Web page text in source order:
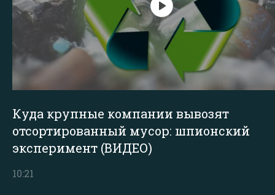
Куда крупные компании вывозят
отсортированный мусор: шпионский
эксперимент (ВИДЕО)
10:21